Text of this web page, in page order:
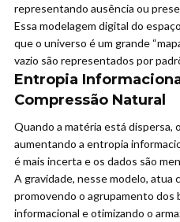
representando ausência ou
Essa modelagem digital do
que o universo é um grande
vazio são representados por
Entropia
Compressão Natural
Quando a matéria está dispersa,
aumentando a entropia
é mais incerta e os dados são
A gravidade, nesse modelo, atua
promovendo o agrupamento dos
informacional e otimizando o